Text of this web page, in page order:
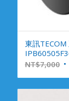
東訊
NT$7,000